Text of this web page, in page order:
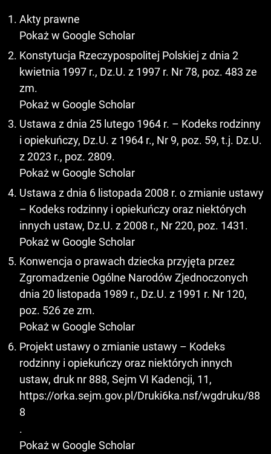
Akty prawne
Pokaż w Google Scholar
Konstytucja Rzeczypospolitej Polskiej z dnia 2
kwietnia 1997 r., Dz.U. z 1997 r. Nr 78, poz. 483 ze
zm.
Pokaż w Google Scholar
Ustawa z dnia 25 lutego 1964 r. – Kodeks rodzinny
i opiekuńczy, Dz.U. z 1964 r., Nr 9, poz. 59, t.j. Dz.U.
z 2023 r., poz. 2809.
Pokaż w Google Scholar
Ustawa z dnia 6 listopada 2008 r. o zmianie ustawy
– Kodeks rodzinny i opiekuńczy oraz niektórych
innych ustaw, Dz.U. z 2008 r., Nr 220, poz. 1431.
Pokaż w Google Scholar
Konwencja o prawach dziecka przyjęta przez
Zgromadzenie Ogólne Narodów Zjednoczonych
dnia 20 listopada 1989 r., Dz.U. z 1991 r. Nr 120,
poz. 526 ze zm.
Pokaż w Google Scholar
Projekt ustawy o zmianie ustawy – Kodeks
rodzinny i opiekuńczy oraz niektórych innych
ustaw, druk nr 888, Sejm VI Kadencji, 11,
https://orka.sejm.gov.pl/Druki6ka.nsf/wgdruku/88
8
.
Pokaż w Google Scholar